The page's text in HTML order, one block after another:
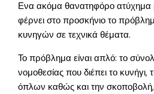
Ενα ακόμα θανατηφόρο ατύχημα
φέρνει στο προσκήνιο το
κυνηγών σε τεχνικά θέματα.
Το πρόβλημα είναι απλό: το
νομοθεσίας που διέπει το κυνήγι,
όπλων καθώς και την σκοποβολή,